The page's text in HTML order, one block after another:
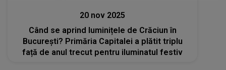
20 nov 2025
Când se aprind luminițele de Crăciun în
București? Primăria Capitalei a plătit triplu
față de anul trecut pentru iluminatul festiv